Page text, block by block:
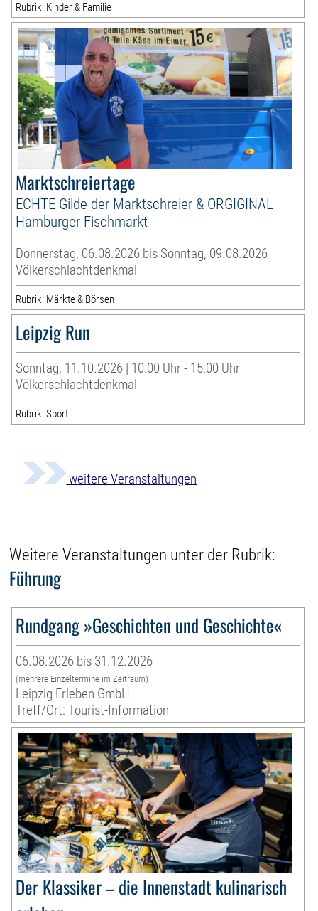
Rubrik: Kinder & Familie
Marktschreiertage
ECHTE Gilde der Marktschreier & ORGIGINAL
Hamburger Fischmarkt
Donnerstag, 06.08.2026 bis Sonntag, 09.08.2026
Völkerschlachtdenkmal
Rubrik: Märkte & Börsen
Leipzig Run
Sonntag, 11.10.2026 | 10:00 Uhr - 15:00 Uhr
Völkerschlachtdenkmal
Rubrik: Sport
weitere Veranstaltungen
Weitere Veranstaltungen unter der Rubrik:
Führung
Rundgang »Geschichten und Geschichte«
06.08.2026 bis 31.12.2026
(mehrere Einzeltermine im Zeitraum)
Leipzig Erleben GmbH
Treff/Ort: Tourist-Information
Der Klassiker – die Innenstadt kulinarisch